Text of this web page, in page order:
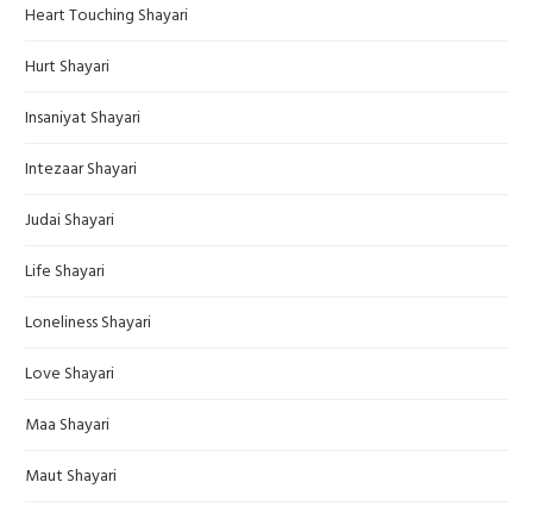
Heart Touching Shayari
Hurt Shayari
Insaniyat Shayari
Intezaar Shayari
Judai Shayari
Life Shayari
Loneliness Shayari
Love Shayari
Maa Shayari
Maut Shayari